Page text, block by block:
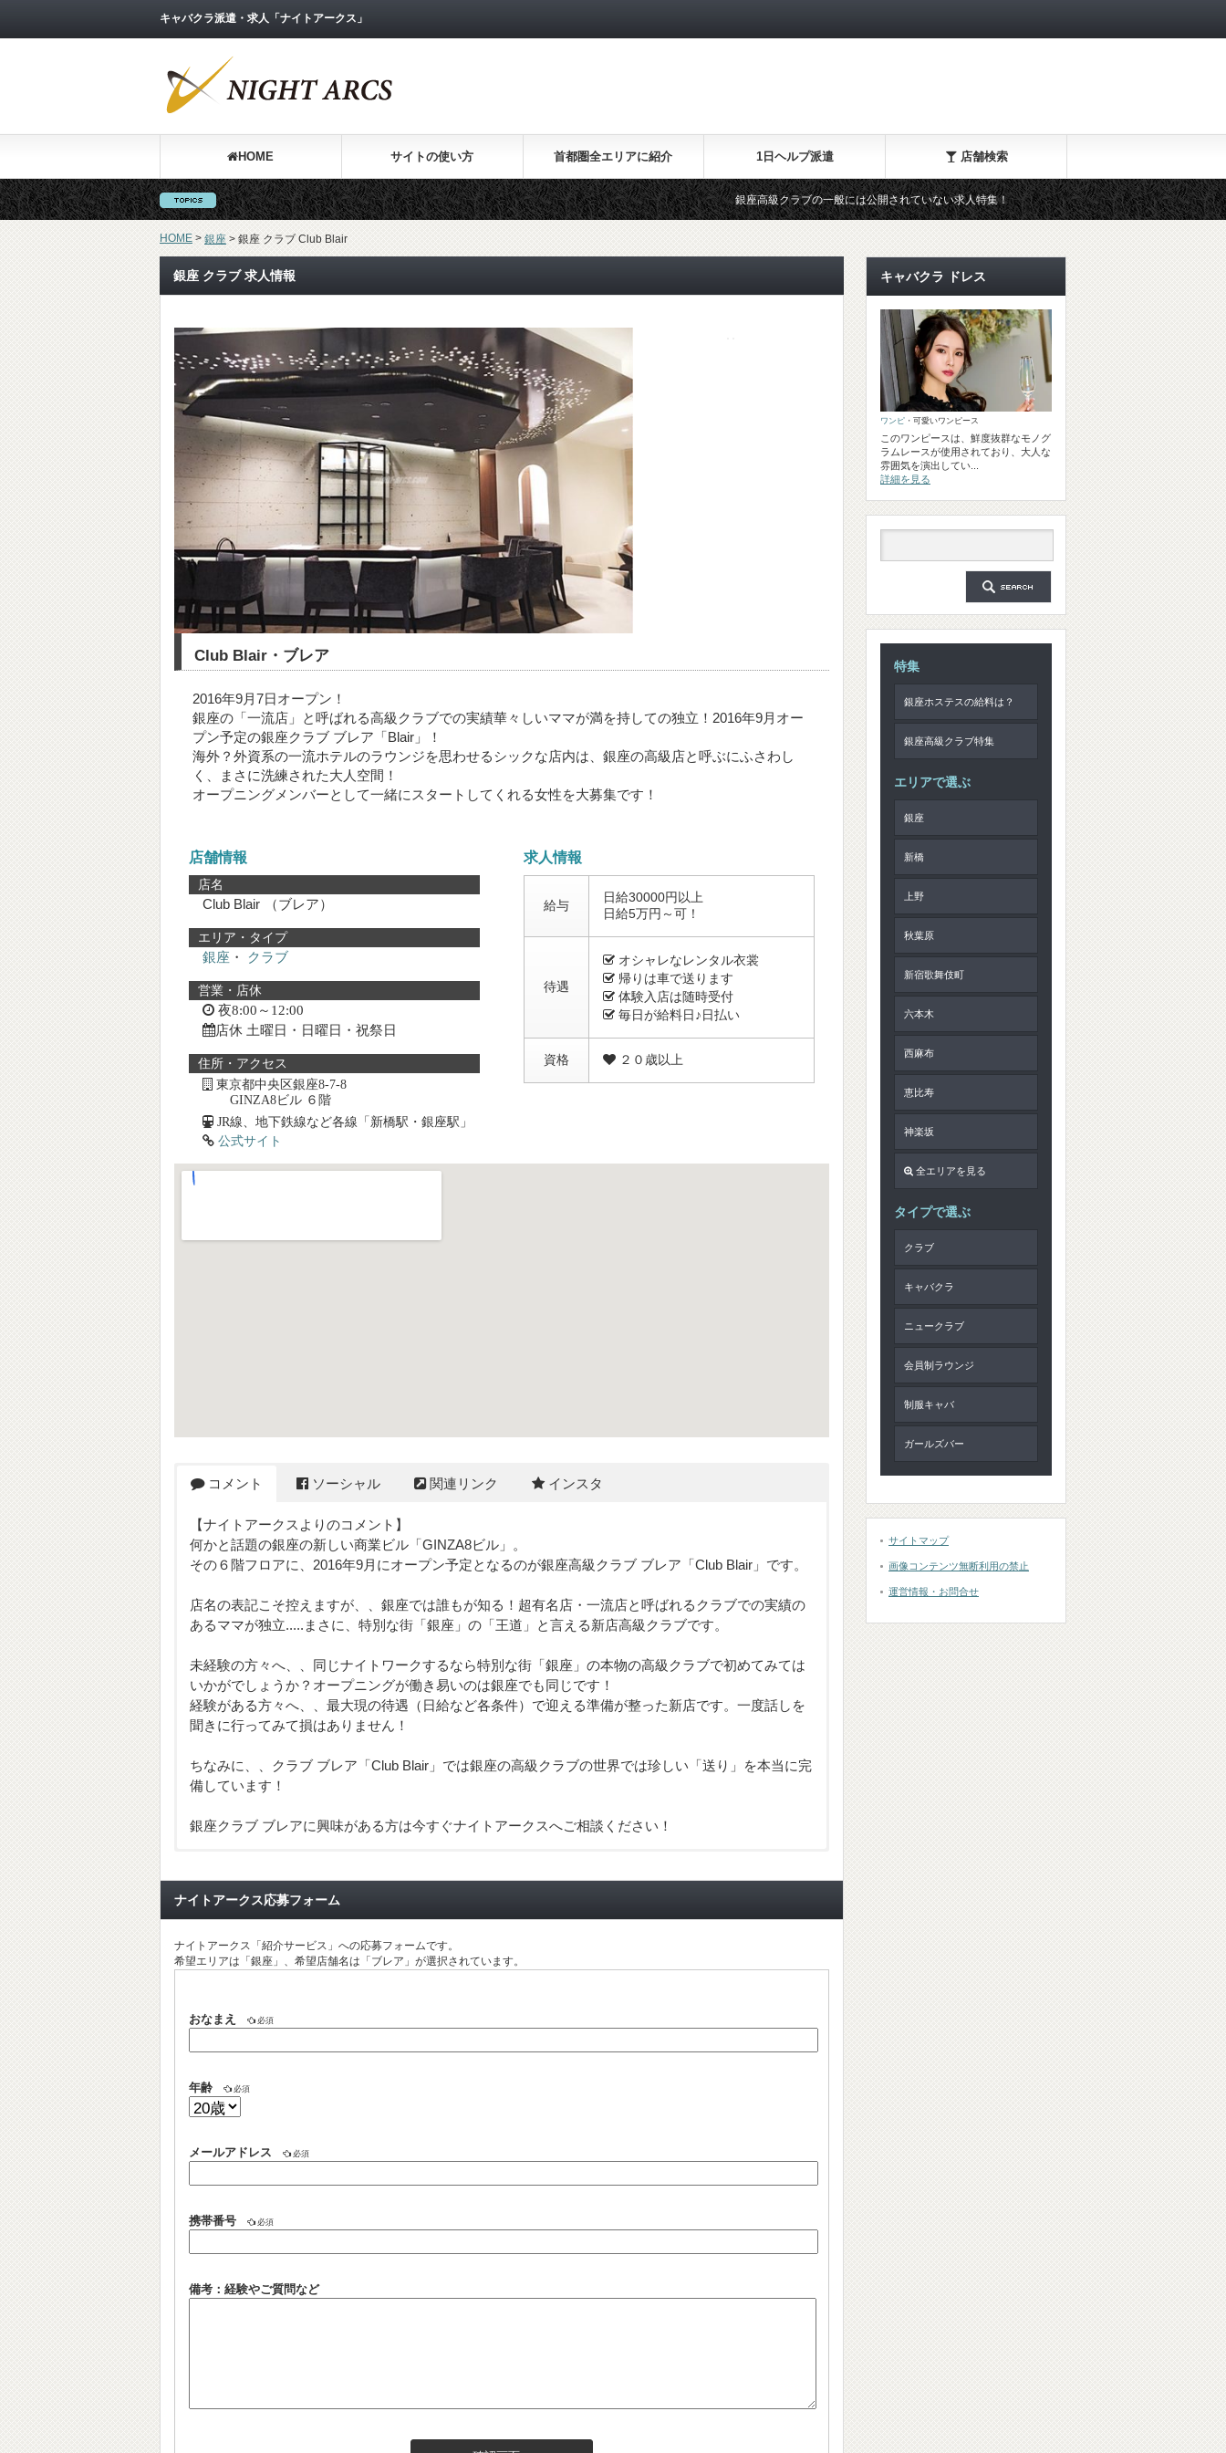
キャバクラ派遣・求人「ナイトアークス」
HOME サイトの使い方 首都圏全エリアに紹介 1日ヘルプ派遣 店舗検索
銀座高級クラブの一般には公開されていない求人特集！ キャバクラ派遣・クラブ派遣で気軽に
HOME > 銀座 > 銀座 クラブ Club Blair
銀座 クラブ 求人情報
Club Blair・ブレア
2016年9月7日オープン！
銀座の「一流店」と呼ばれる高級クラブでの実績華々しいママが満を持しての独立！2016年9月オー
プン予定の銀座クラブ ブレア「Blair」！
海外？外資系の一流ホテルのラウンジを思わせるシックな店内は、銀座の高級店と呼ぶにふさわし
く、まさに洗練された大人空間！
オープニングメンバーとして一緒にスタートしてくれる女性を大募集です！
店舗情報
店名
Club Blair （ブレア）
エリア・タイプ
銀座 ・ クラブ
営業・店休
夜8:00～12:00
店休 土曜日・日曜日・祝祭日
住所・アクセス
東京都中央区銀座8-7-8
GINZA8ビル ６階
JR線、地下鉄線など各線「新橋駅・銀座駅」
公式サイト
求人情報
給与
日給30000円以上
日給5万円～可！
待遇
オシャレなレンタル衣裳
帰りは車で送ります
体験入店は随時受付
毎日が給料日♪日払い
資格 ２０歳以上
コメント ソーシャル 関連リンク インスタ
【ナイトアークスよりのコメント】
何かと話題の銀座の新しい商業ビル「GINZA8ビル」。
その６階フロアに、2016年9月にオープン予定となるのが銀座高級クラブ ブレア「Club Blair」です。
店名の表記こそ控えますが、、銀座では誰もが知る！超有名店・一流店と呼ばれるクラブでの実績の
あるママが独立.....まさに、特別な街「銀座」の「王道」と言える新店高級クラブです。
未経験の方々へ、、同じナイトワークするなら特別な街「銀座」の本物の高級クラブで初めてみては
いかがでしょうか？オープニングが働き易いのは銀座でも同じです！
経験がある方々へ、、最大現の待遇（日給など各条件）で迎える準備が整った新店です。一度話しを
聞きに行ってみて損はありません！
ちなみに、、クラブ ブレア「Club Blair」では銀座の高級クラブの世界では珍しい「送り」を本当に完
備しています！
銀座クラブ ブレアに興味がある方は今すぐナイトアークスへご相談ください！
ナイトアークス応募フォーム
ナイトアークス「紹介サービス」への応募フォームです。
希望エリアは「銀座」、希望店舗名は「ブレア」が選択されています。
おなまえ 必須
年齢 必須
メールアドレス 必須
携帯番号 必須
備考：経験やご質問など
キャバクラ ドレス
ワンピ ・可愛いワンピース
このワンピースは、鮮度抜群なモノグ
ラムレースが使用されており、大人な
雰囲気を演出してい...
詳細を見る
特集
銀座ホステスの給料は？
銀座高級クラブ特集
エリアで選ぶ
銀座
新橋
上野
秋葉原
新宿歌舞伎町
六本木
西麻布
恵比寿
神楽坂
全エリアを見る
タイプで選ぶ
クラブ
キャバクラ
ニュークラブ
会員制ラウンジ
制服キャバ
ガールズバー
サイトマップ
画像コンテンツ無断利用の禁止
運営情報・お問合せ